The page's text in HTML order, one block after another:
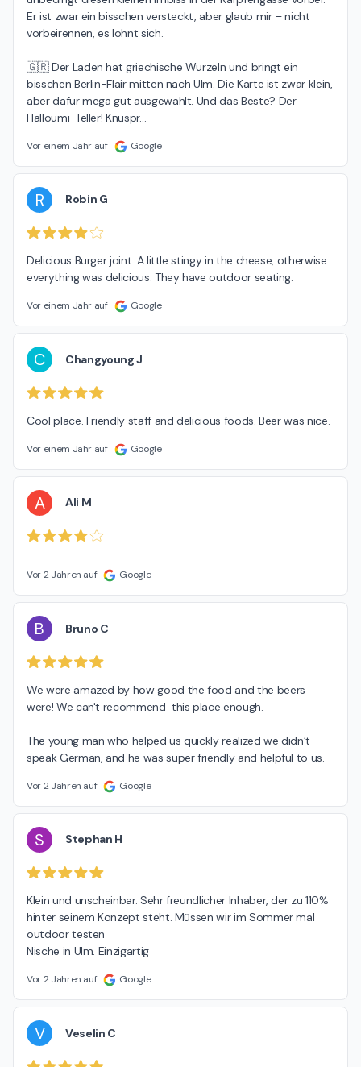
Er ist zwar ein bisschen versteckt, aber glaub mir – nicht
vorbeirennen, es lohnt sich.
🇬🇷 Der Laden hat griechische Wurzeln und bringt ein
bisschen Berlin-Flair mitten nach Ulm. Die Karte ist zwar klein,
aber dafür mega gut ausgewählt. Und das Beste? Der
Halloumi-Teller! Knuspr…
Vor einem Jahr auf Google
R Robin G
Delicious Burger joint. A little stingy in the cheese, otherwise
everything was delicious. They have outdoor seating.
Vor einem Jahr auf Google
C Changyoung J
Cool place. Friendly staff and delicious foods. Beer was nice.
Vor einem Jahr auf Google
A Ali M
Vor 2 Jahren auf Google
B Bruno C
We were amazed by how good the food and the beers
were! We can't recommend  this place enough.
The young man who helped us quickly realized we didn’t
speak German, and he was super friendly and helpful to us.
Vor 2 Jahren auf Google
S Stephan H
Klein und unscheinbar. Sehr freundlicher Inhaber, der zu 110%
hinter seinem Konzept steht. Müssen wir im Sommer mal
outdoor testen
Nische in Ulm. Einzigartig
Vor 2 Jahren auf Google
V Veselin C